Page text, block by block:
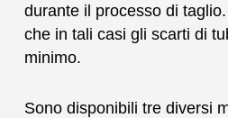
durante il processo di
che in tali casi gli scarti di
minimo.
Sono disponibili tre diversi